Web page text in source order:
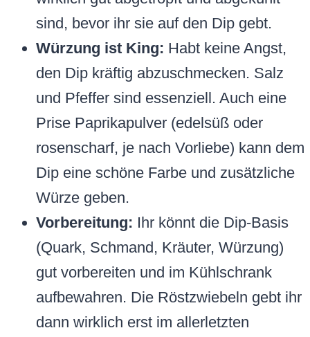
sind, bevor ihr sie auf den Dip gebt.
Würzung ist King: Habt keine Angst,
den Dip kräftig abzuschmecken. Salz
und Pfeffer sind essenziell. Auch eine
Prise Paprikapulver (edelsüß oder
rosenscharf, je nach Vorliebe) kann dem
Dip eine schöne Farbe und zusätzliche
Würze geben.
Vorbereitung: Ihr könnt die Dip-Basis
(Quark, Schmand, Kräuter, Würzung)
gut vorbereiten und im Kühlschrank
aufbewahren. Die Röstzwiebeln gebt ihr
dann wirklich erst im allerletzten